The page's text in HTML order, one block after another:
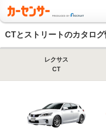
CTとストリートのカタロ
レクサス
CT